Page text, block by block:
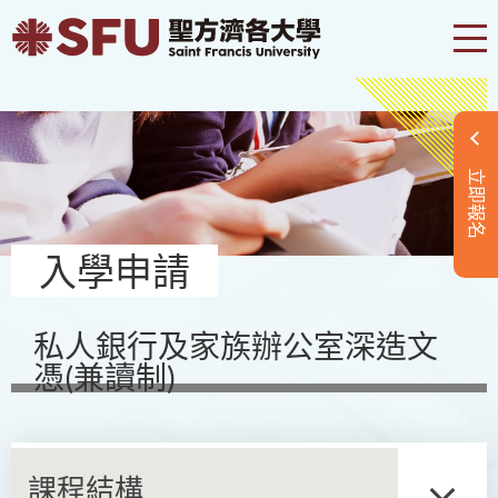
立即報名
入學申請
私人銀行及家族辦公室深造文
憑(兼讀制)
課程結構